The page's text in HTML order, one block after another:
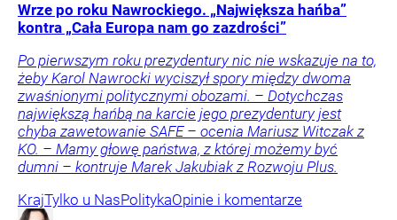
Wrze po roku Nawrockiego. „Największa hańba”
kontra „Cała Europa nam go zazdrości”
Po pierwszym roku prezydentury nic nie wskazuje na to,
żeby Karol Nawrocki wyciszył spory między dwoma
zwaśnionymi politycznymi obozami. – Dotychczas
największą hańbą na karcie jego prezydentury jest
chyba zawetowanie SAFE – ocenia Mariusz Witczak z
KO. – Mamy głowę państwa, z której możemy być
dumni – kontruje Marek Jakubiak z Rozwoju Plus.
KrajTylko u NasPolitykaOpinie i komentarze